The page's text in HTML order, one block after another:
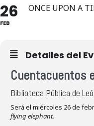
26
FEB
ONCE UPON A
Detalles del
Cuentacuentos
Biblioteca Pública de
Será el miércoles 26 de
flying elephant.